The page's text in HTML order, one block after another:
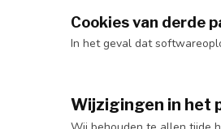
Cookies van derde
In het geval dat
Wijzigingen in het